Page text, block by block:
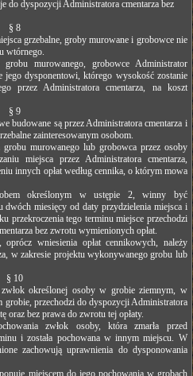
do dyspozycji Administratora cmentarza bez
§ 8
grzebalne, groby murowane i grobowce nie
wtórnego.
murowanego, grobowce Administrator
jego dysponentowi, którego wysokość zostanie
przez Administratora cmentarza, na koszt
§ 9
budowane są przez Administratora cmentarza i
zainteresowanym osobom.
murowanego lub grobowca przez osoby
miejsca przez Administratora cmentarza,
innych opłat według cennika, o którym mowa
określonym w ustępie 2, winny być
miesięcy od daty przydzielenia miejsca i
przekroczenia tego terminu miejsce przechodzi
bez zwrotu wymienionych opłat.
wniesienia opłat cennikowych, należy
w zakresie projektu wykonywanego grobu lub
§ 10
określonej osoby w grobie ziemnym, w
przechodzi do dyspozycji Administratora
oraz bez prawa do zwrotu tej opłaty.
zwłok osoby, która zmarła przed
i została pochowana w innym miejscu. W
zachowują uprawnienia do dysponowania
miejscem do jego pochowania w grobach